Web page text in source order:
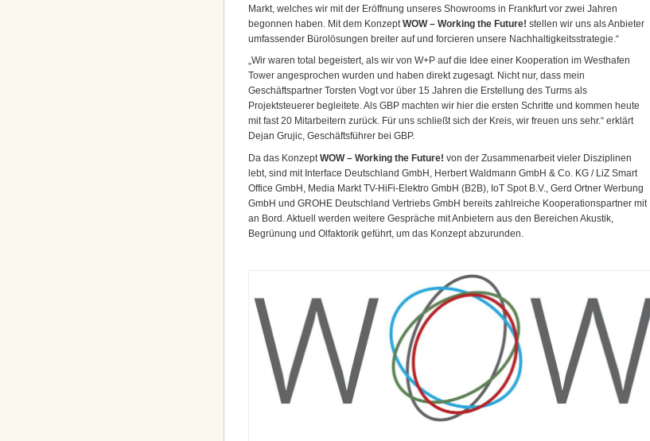
Markt, welches wir mit der Eröffnung unseres Showrooms in Frankfurt vor zwei Jahren
begonnen haben. Mit dem Konzept WOW – Working the Future! stellen wir uns als Anbieter
umfassender Bürolösungen breiter auf und forcieren unsere Nachhaltigkeitsstrategie.“
„Wir waren total begeistert, als wir von W+P auf die Idee einer Kooperation im Westhafen
Tower angesprochen wurden und haben direkt zugesagt. Nicht nur, dass mein
Geschäftspartner Torsten Vogt vor über 15 Jahren die Erstellung des Turms als
Projektsteuerer begleitete. Als GBP machten wir hier die ersten Schritte und kommen heute
mit fast 20 Mitarbeitern zurück. Für uns schließt sich der Kreis, wir freuen uns sehr.“ erklärt
Dejan Grujic, Geschäftsführer bei GBP.
Da das Konzept WOW – Working the Future! von der Zusammenarbeit vieler Disziplinen
lebt, sind mit Interface Deutschland GmbH, Herbert Waldmann GmbH & Co. KG / LiZ Smart
Office GmbH, Media Markt TV-HiFi-Elektro GmbH (B2B), IoT Spot B.V., Gerd Ortner Werbung
GmbH und GROHE Deutschland Vertriebs GmbH bereits zahlreiche Kooperationspartner mit
an Bord. Aktuell werden weitere Gespräche mit Anbietern aus den Bereichen Akustik,
Begrünung und Olfaktorik geführt, um das Konzept abzurunden.